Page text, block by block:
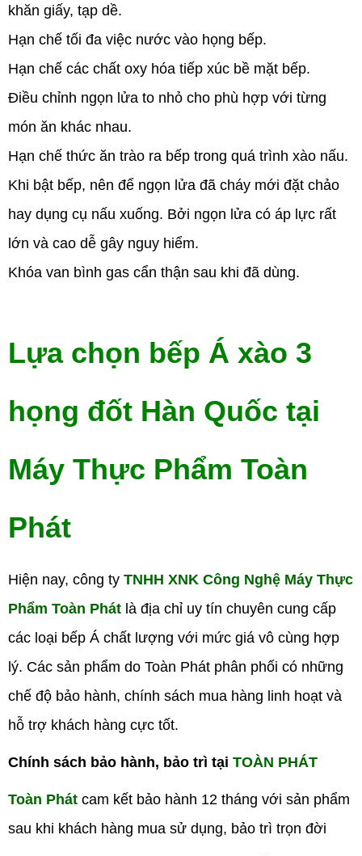
khăn giấy, tạp dề.
Hạn chế tối đa việc nước vào họng bếp.
Hạn chế các chất oxy hóa tiếp xúc bề mặt bếp.
Điều chỉnh ngọn lửa to nhỏ cho phù hợp với từng
món ăn khác nhau.
Hạn chế thức ăn trào ra bếp trong quá trình xào nấu.
Khi bật bếp, nên để ngọn lửa đã cháy mới đặt chảo
hay dụng cụ nấu xuống. Bởi ngọn lửa có áp lực rất
lớn và cao dễ gây nguy hiểm.
Khóa van bình gas cẩn thận sau khi đã dùng.
Lựa chọn bếp Á xào 3
họng đốt Hàn Quốc tại
Máy Thực Phẩm Toàn
Phát
Hiện nay, công ty TNHH XNK Công Nghệ Máy Thực
Phẩm Toàn Phát là địa chỉ uy tín chuyên cung cấp
các loại bếp Á chất lượng với mức giá vô cùng hợp
lý. Các sản phẩm do Toàn Phát phân phối có những
chế độ bảo hành, chính sách mua hàng linh hoạt và
hỗ trợ khách hàng cực tốt.
Chính sách bảo hành, bảo trì tại TOÀN PHÁT
Toàn Phát cam kết bảo hành 12 tháng với sản phẩm
sau khi khách hàng mua sử dụng, bảo trì trọn đời